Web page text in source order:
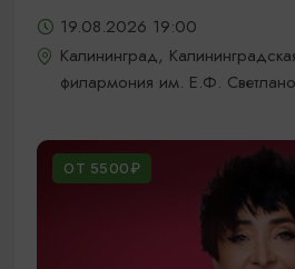
19.08.2026 19:00
Калининград,
филармония им. Е.Ф.
ОТ 5500₽